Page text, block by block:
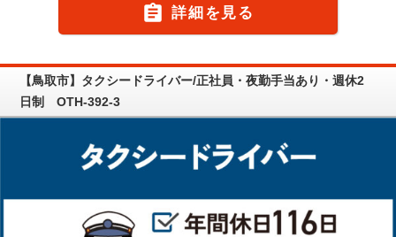
 詳細を見る
【鳥取市】タクシードライバー/正社員・夜勤手当あり・週休2
日制 OTH-392-3